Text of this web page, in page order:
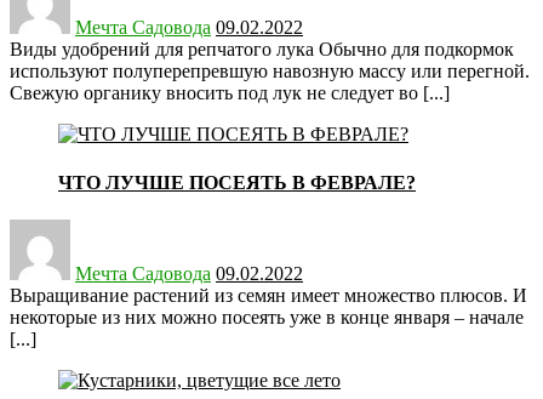
Мечта Садовода 09.02.2022
Виды удобрений для репчатого лука Обычно для подкормок
используют полуперепревшую навозную массу или перегной.
Свежую органику вносить под лук не следует во [...]
ЧТО ЛУЧШЕ ПОСЕЯТЬ В ФЕВРАЛЕ?
Мечта Садовода 09.02.2022
Выращивание растений из семян имеет множество плюсов. И
некоторые из них можно посеять уже в конце января – начале
[...]